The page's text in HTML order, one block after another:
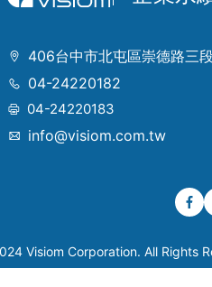
406台中市北屯區崇德路三
04-24220182
04-24220183
info@visiom.com.tw
Visiom Corporation. All Rights